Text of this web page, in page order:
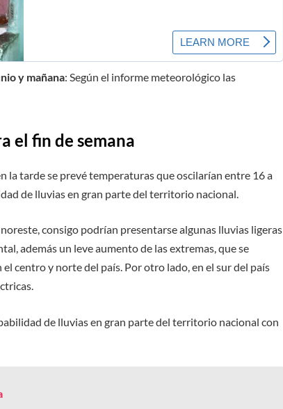
y mañana: Según el informe meteorológico las
el fin de semana
la tarde se prevé temperaturas que oscilarían entre 16 a
de lluvias en gran parte del territorio nacional.
consigo podrían presentarse algunas lluvias ligeras
además un leve aumento de las extremas, que se
centro y norte del país. Por otro lado, en el sur del país
de lluvias en gran parte del territorio nacional con